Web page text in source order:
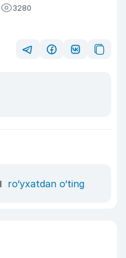
3280
ro‘yxatdan o‘ting